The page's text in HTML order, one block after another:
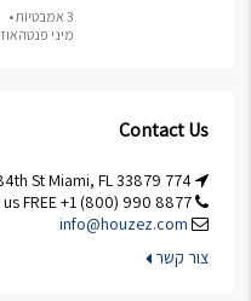
3 אמבטיות •
מיני פנטהאוז
Contact Us
info@houzez.com
צור קשר